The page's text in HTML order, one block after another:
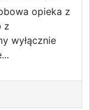
opieka z
z
wyłącznie